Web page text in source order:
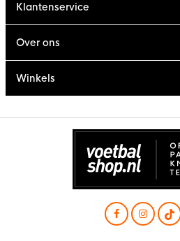
Klantenservice
Over ons
Winkels